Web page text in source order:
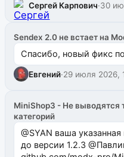
Сергей Карпович·30
Sendex 2.0 не встает на
Спасибо, новый фикс
Евгений·29 июля 2026,
MiniShop3 - Не выводятся
категорий
@SYAN ваша
до версии 1.2.3